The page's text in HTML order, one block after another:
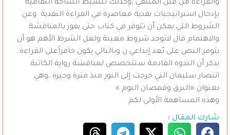
والقراءة من قبل المتلقي ،وكذلك تنشيط الساحة الثقافية
بإدخال استراتيجيات نقدية معاصرة في القراءة النقدية .وعن
الشروط التي يمكن أن تتوفر في كتاب حتى يفوز بالمناقشة
والاهتمام قال لاتوجد شروط معينة ولعل الشرط الأهم هو أن
يتوفر النص على بُعد إبداعي ن وبالتالي يكون حافزاًعلى القراءة .
يذكر أن الندوة القادمة ستتخصص لمناقشة رواية الكاتبة
انتصار سليمان التي خرجت إلى النور منذ فترة وجيزة ،وهي
بعنوان «البرق وقمصان النوم »
وهذه المساهمة الأولى لكم
شارك المقال :